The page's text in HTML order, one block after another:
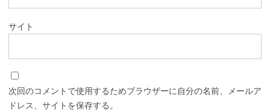
サイト
次回のコメントで使用するためブラウザーに自分の名前、メールア
ドレス、サイトを保存する。